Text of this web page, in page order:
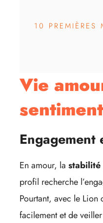
10
Vie
Engagement
En amour, la stabilité
profil recherche
Pourtant, avec le
facilement et de